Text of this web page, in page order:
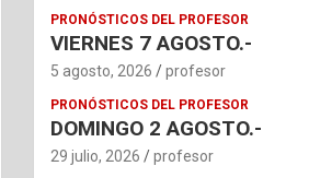
PRONÓSTICOS DEL PROFESOR
VIERNES 7 AGOSTO.-
5 agosto, 2026 profesor
PRONÓSTICOS DEL PROFESOR
DOMINGO 2 AGOSTO.-
29 julio, 2026 profesor